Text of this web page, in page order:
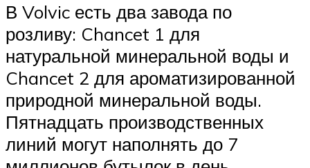
В Volvic есть два завода по
розливу: Chancet 1 для
натуральной минеральной воды и
Chancet 2 для ароматизированной
природной минеральной воды.
Пятнадцать производственных
линий могут наполнять до 7